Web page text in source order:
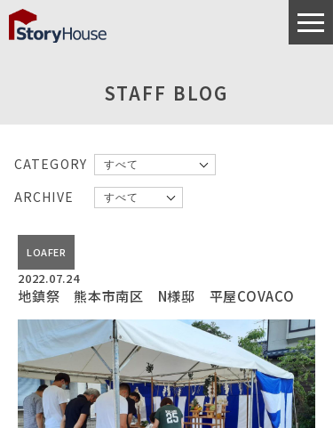
STAFF BLOG
CATEGORY
ARCHIVE
LOAFER
2022.07.24
地鎮祭 熊本市南区 N様邸 平屋COVACO